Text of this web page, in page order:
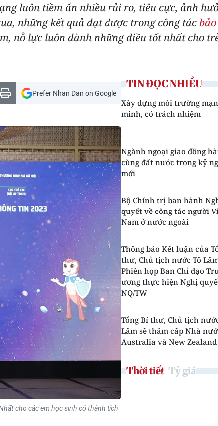
luôn tiềm ẩn nhiều rủi ro, tiêu cực, ảnh
những kết quả đạt được trong công tác
nỗ lực luôn dành những điều tốt nhất cho
Prefer Nhan Dan on Google
cho các em học sinh có thành tích
TIN ĐỌC NHIỀU
Xây dựng môi trường
minh, có trách nhiệm
Ngành ngoại giao đồng
cùng đất nước trong kỷ
mới
Bộ Chính trị ban hành
quyết về công tác người
Nam ở nước ngoài
Thông báo Kết luận của
thư, Chủ tịch nước Tô
Phiên họp Ban Chỉ đạo
ương thực hiện Nghị
NQ/TW
Tổng Bí thư, Chủ tịch
Lâm sẽ thăm cấp Nhà
Australia và New Zealand
Thời tiết Tỷ giá